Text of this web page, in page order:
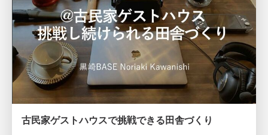
古民家ゲストハウスで挑戦できる田舎づくり